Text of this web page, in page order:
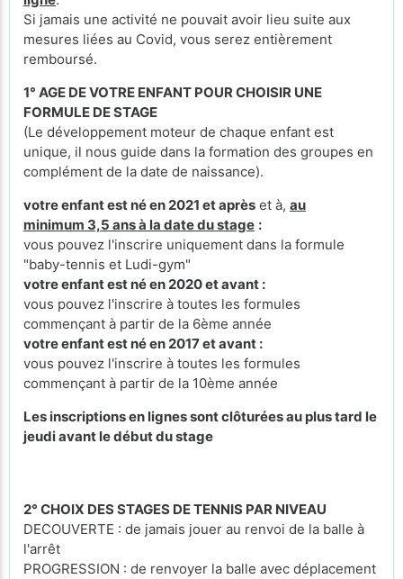
Si jamais une activité ne pouvait avoir lieu suite aux
mesures liées au Covid, vous serez entièrement
remboursé.
1° AGE DE VOTRE ENFANT POUR CHOISIR UNE
FORMULE DE STAGE
(Le développement moteur de chaque enfant est
unique, il nous guide dans la formation des groupes en
complément de la date de naissance).
votre enfant est né en 2021 et après et à, au
minimum 3,5 ans à la date du stage :
vous pouvez l'inscrire uniquement dans la formule
"baby-tennis et Ludi-gym"
votre enfant est né en 2020 et avant :
vous pouvez l'inscrire à toutes les formules
commençant à partir de la 6ème année
votre enfant est né en 2017 et avant :
vous pouvez l'inscrire à toutes les formules
commençant à partir de la 10ème année
Les inscriptions en lignes sont clôturées au plus tard le
jeudi avant le début du stage
2° CHOIX DES STAGES DE TENNIS PAR NIVEAU
DECOUVERTE : de jamais jouer au renvoi de la balle à
l'arrêt
PROGRESSION : de renvoyer la balle avec déplacement